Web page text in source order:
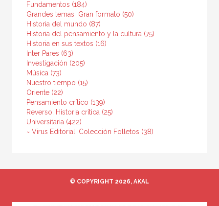
Judaísmo
Cristianismo
VER TODAS... (12)
NUESTRAS COLECCIONES
A fondo
Anverso
Fundamentos (184)
Grandes temas  Gran formato (50)
Historia del mundo (87)
Historia del pensamiento y la cultura (75)
Historia en sus textos (16)
Inter Pares (63)
Investigación (205)
Música (73)
Nuestro tiempo (15)
Oriente (22)
Pensamiento crítico (139)
Reverso. Historia crítica (25)
Universitaria (422)
~ Virus Editorial. Colección Folletos (38)
© COPYRIGHT 2026, AKAL